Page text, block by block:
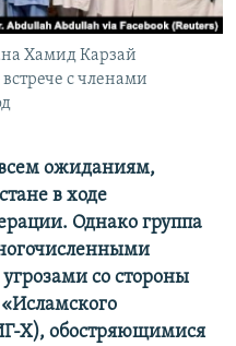
Хамид Карзай
встрече с членами
всем ожиданиям,
в ходе
Однако группа
со стороны
Х), обостряющимися